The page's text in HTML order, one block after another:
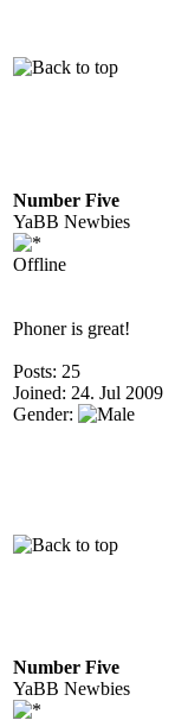
Number Five
YaBB Newbies
Offline
Phoner is great!
Posts: 25
Joined: 24. Jul 2009
Gender:
Number Five
YaBB Newbies